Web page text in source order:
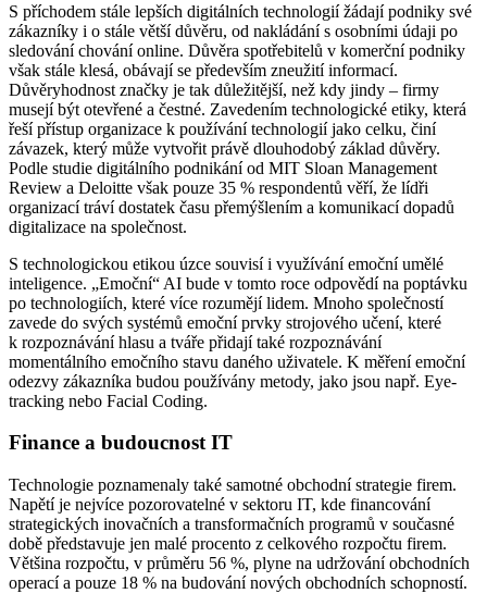
S příchodem stále lepších digitálních technologií žádají podniky své
zákazníky i o stále větší důvěru, od nakládání s osobními údaji po
sledování chování online. Důvěra spotřebitelů v komerční podniky
však stále klesá, obávají se především zneužití informací.
Důvěryhodnost značky je tak důležitější, než kdy jindy – firmy
musejí být otevřené a čestné. Zavedením technologické etiky, která
řeší přístup organizace k používání technologií jako celku, činí
závazek, který může vytvořit právě dlouhodobý základ důvěry.
Podle studie digitálního podnikání od MIT Sloan Management
Review a Deloitte však pouze 35 % respondentů věří, že lídři
organizací tráví dostatek času přemýšlením a komunikací dopadů
digitalizace na společnost.
S technologickou etikou úzce souvisí i využívání emoční umělé
inteligence. „Emoční“ AI bude v tomto roce odpovědí na poptávku
po technologiích, které více rozumějí lidem. Mnoho společností
zavede do svých systémů emoční prvky strojového učení, které
k rozpoznávání hlasu a tváře přidají také rozpoznávání
momentálního emočního stavu daného uživatele. K měření emoční
odezvy zákazníka budou používány metody, jako jsou např. Eye-
tracking nebo Facial Coding.
Finance a budoucnost IT
Technologie poznamenaly také samotné obchodní strategie firem.
Napětí je nejvíce pozorovatelné v sektoru IT, kde financování
strategických inovačních a transformačních programů v současné
době představuje jen malé procento z celkového rozpočtu firem.
Většina rozpočtu, v průměru 56 %, plyne na udržování obchodních
operací a pouze 18 % na budování nových obchodních schopností.